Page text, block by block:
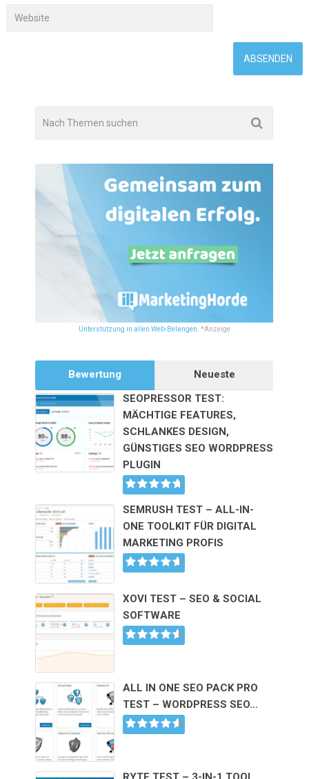
Unterstützung in allen Web-Belangen. *Anzeige
Bewertung
Neueste
SEOPRESSOR TEST:
MÄCHTIGE FEATURES,
SCHLANKES DESIGN,
GÜNSTIGES SEO WORDPRESS
PLUGIN
SEMRUSH TEST – ALL-IN-
ONE TOOLKIT FÜR DIGITAL
MARKETING PROFIS
XOVI TEST – SEO & SOCIAL
SOFTWARE
ALL IN ONE SEO PACK PRO
TEST – WORDPRESS SEO…